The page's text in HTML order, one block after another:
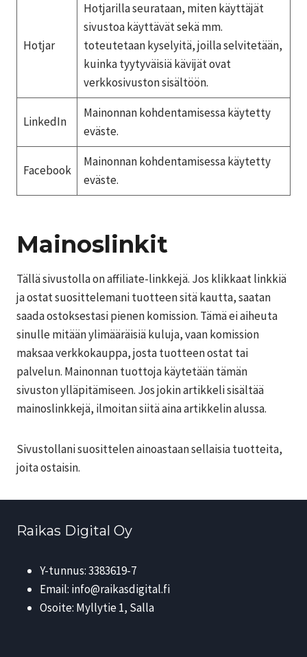
Hotjar
Hotjarilla seurataan, miten käyttäjät
sivustoa käyttävät sekä mm.
toteutetaan kyselyitä, joilla selvitetään,
kuinka tyytyväisiä kävijät ovat
verkkosivuston sisältöön.
LinkedIn
Mainonnan kohdentamisessa käytetty
eväste.
Facebook
Mainonnan kohdentamisessa käytetty
eväste.
Mainoslinkit
Tällä sivustolla on affiliate-linkkejä. Jos klikkaat linkkiä
ja ostat suosittelemani tuotteen sitä kautta, saatan
saada ostoksestasi pienen komission. Tämä ei aiheuta
sinulle mitään ylimääräisiä kuluja, vaan komission
maksaa verkkokauppa, josta tuotteen ostat tai
palvelun. Mainonnan tuottoja käytetään tämän
sivuston ylläpitämiseen. Jos jokin artikkeli sisältää
mainoslinkkejä, ilmoitan siitä aina artikkelin alussa.
Sivustollani suosittelen ainoastaan sellaisia tuotteita,
joita ostaisin.
Raikas Digital Oy
Y-tunnus: 3383619-7
Email: info@raikasdigital.fi
Osoite: Myllytie 1, Salla